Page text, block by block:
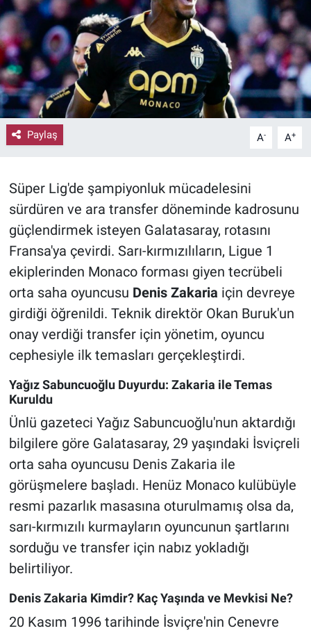
Paylaş A- A+
Süper Lig'de şampiyonluk mücadelesini
sürdüren ve ara transfer döneminde kadrosunu
güçlendirmek isteyen Galatasaray, rotasını
Fransa'ya çevirdi. Sarı-kırmızılıların, Ligue 1
ekiplerinden Monaco forması giyen tecrübeli
orta saha oyuncusu Denis Zakaria için devreye
girdiği öğrenildi. Teknik direktör Okan Buruk'un
onay verdiği transfer için yönetim, oyuncu
cephesiyle ilk temasları gerçekleştirdi.
Yağız Sabuncuoğlu Duyurdu: Zakaria ile Temas
Kuruldu
Ünlü gazeteci Yağız Sabuncuoğlu'nun aktardığı
bilgilere göre Galatasaray, 29 yaşındaki İsviçreli
orta saha oyuncusu Denis Zakaria ile
görüşmelere başladı. Henüz Monaco kulübüyle
resmi pazarlık masasına oturulmamış olsa da,
sarı-kırmızılı kurmayların oyuncunun şartlarını
sorduğu ve transfer için nabız yokladığı
belirtiliyor.
Denis Zakaria Kimdir? Kaç Yaşında ve Mevkisi Ne?
20 Kasım 1996 tarihinde İsviçre'nin Cenevre